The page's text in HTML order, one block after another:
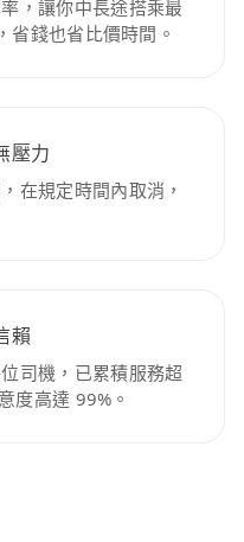
，讓你中長途搭乘最
省錢也省比價時間。
壓力
在規定時間內取消，
賴
司機，已累積服務超
度高達 99%。